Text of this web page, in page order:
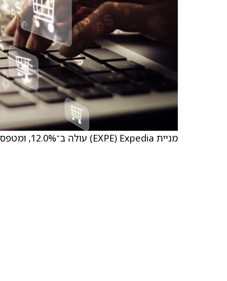
מניית Expedia ‏(EXPE) עולה ב־12.0%, ומטפסת ב־26.54 דולר ל־247.79 דולר.